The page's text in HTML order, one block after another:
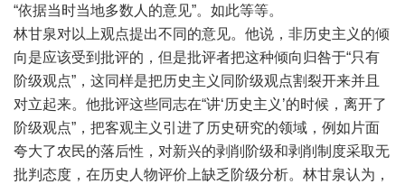
“依据当时当地多数人的意见”。如此等等。
林甘泉对以上观点提出不同的意见。他说，非历史主义的倾
向是应该受到批评的，但是批评者把这种倾向归咎于“只有
阶级观点”，这同样是把历史主义同阶级观点割裂开来并且
对立起来。他批评这些同志在“讲‘历史主义’的时候，离开了
阶级观点”，把客观主义引进了历史研究的领域，例如片面
夸大了农民的落后性，对新兴的剥削阶级和剥削制度采取无
批判态度，在历史人物评价上缺乏阶级分析。林甘泉认为，